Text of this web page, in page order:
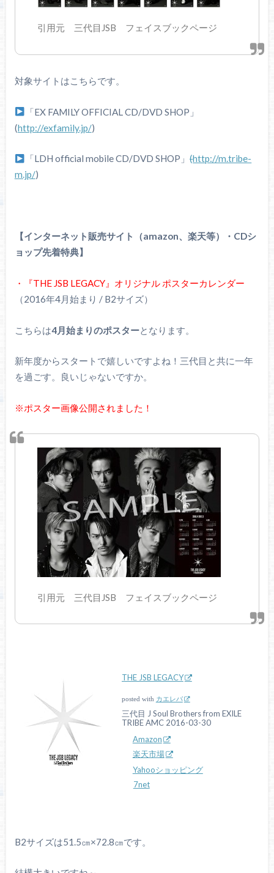
引用元 三代目JSB フェイスブックページ
対象サイトはこちらです。
「EX FAMILY OFFICIAL CD/DVD SHOP」
(http://exfamily.jp/)
「LDH official mobile CD/DVD SHOP」(http://m.tribe-
m.jp/)
【インターネット販売サイト（amazon、楽天等）・CDシ
ョップ先着特典】
・『THE JSB LEGACY』オリジナル ポスターカレンダー
（2016年4月始まり / B2サイズ）
こちらは4月始まりのポスターとなります。
新年度からスタートで嬉しいですよね！三代目と共に一年
を過ごす。良いじゃないですか。
※ポスター画像公開されました！
引用元 三代目JSB フェイスブックページ
THE JSB LEGACY
posted with カエレバ
三代目 J Soul Brothers from EXILE
TRIBE AMC 2016-03-30
Amazon
楽天市場
Yahooショッピング
7net
B2サイズは51.5㎝×72.8㎝です。